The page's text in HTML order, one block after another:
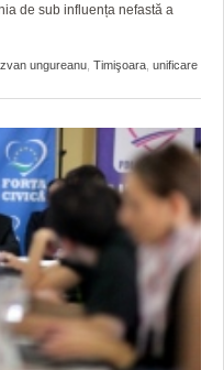
de sub influența nefastă a
ungureanu Timişoara unificare